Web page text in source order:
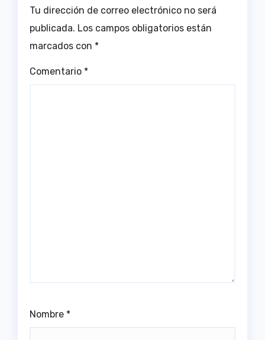
Tu dirección de correo electrónico no será
publicada. Los campos obligatorios están
marcados con *
Comentario *
Nombre *